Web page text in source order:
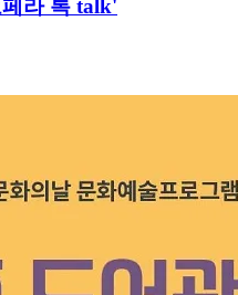
라 톡 talk'